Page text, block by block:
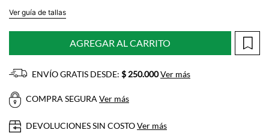
Ver guía de tallas
AGREGAR AL CARRITO
ENVÍO GRATIS DESDE: $ 250.000Ver más
COMPRA SEGURA Ver más
DEVOLUCIONES SIN COSTOVer más